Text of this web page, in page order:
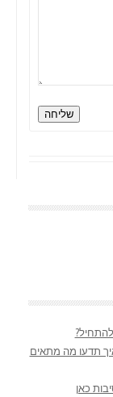
שליחה
תדעו מה מתאים
כאן